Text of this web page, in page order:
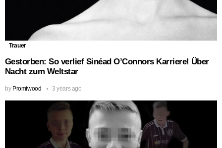
Trauer
Gestorben: So verlief Sinéad O’Connors Karriere! Über
Nacht zum Weltstar
by Promiwood 3 years ago